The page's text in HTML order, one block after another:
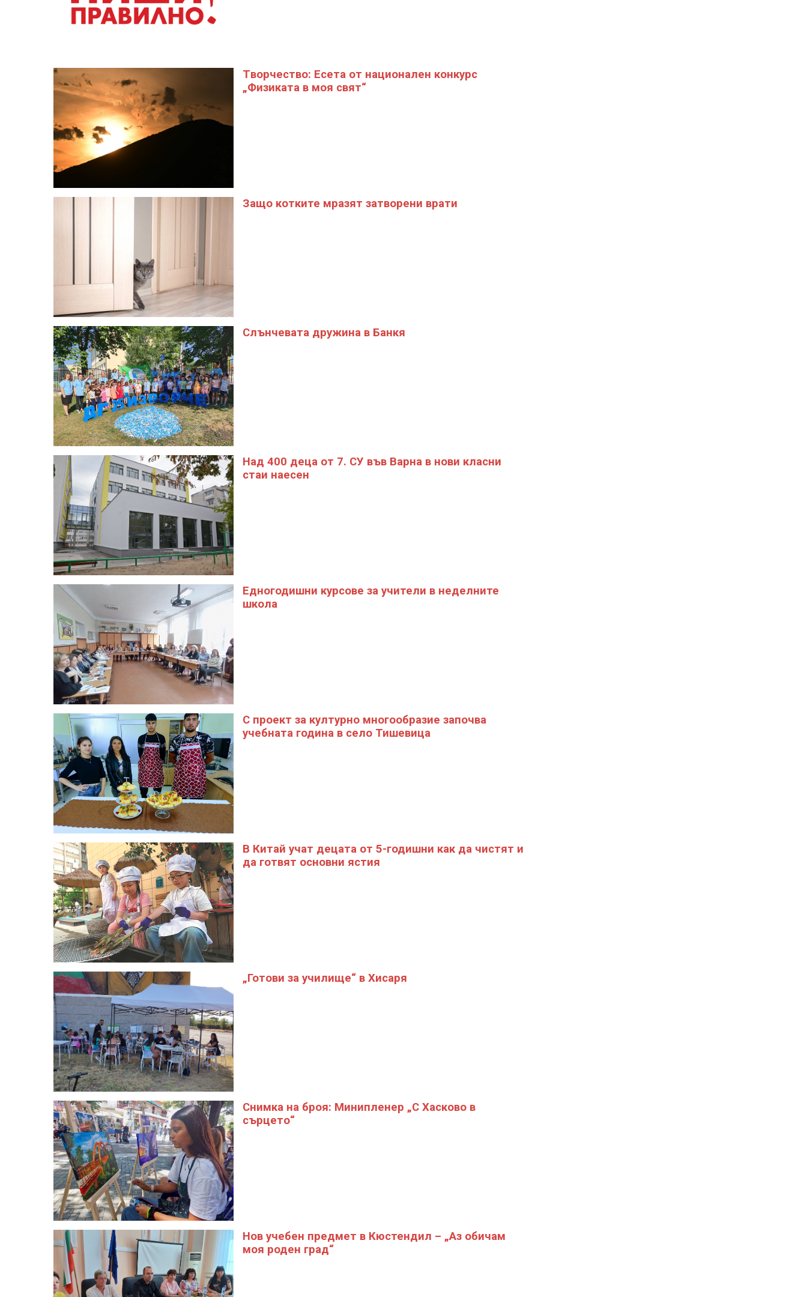
Tворчество: Есета от национален конкурс
„Физиката в моя свят“
Защо котките мразят затворени врати
Слънчевата дружина в Банкя
Над 400 деца от 7. СУ във Варна в нови класни
стаи наесен
Едногодишни курсове за учители в неделните
школа
С проект за културно многообразие започва
учебната година в село Тишевица
В Китай учат децата от 5-годишни как да чистят и
да готвят основни ястия
„Готови за училище“ в Хисаря
Снимка на броя: Минипленер „С Хасково в
сърцето“
Нов учебен предмет в Кюстендил – „Аз обичам
моя роден град“